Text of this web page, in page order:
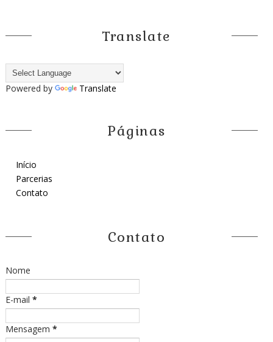
Translate
Powered by Translate
Páginas
Início
Parcerias
Contato
Contato
Nome
E-mail *
Mensagem *